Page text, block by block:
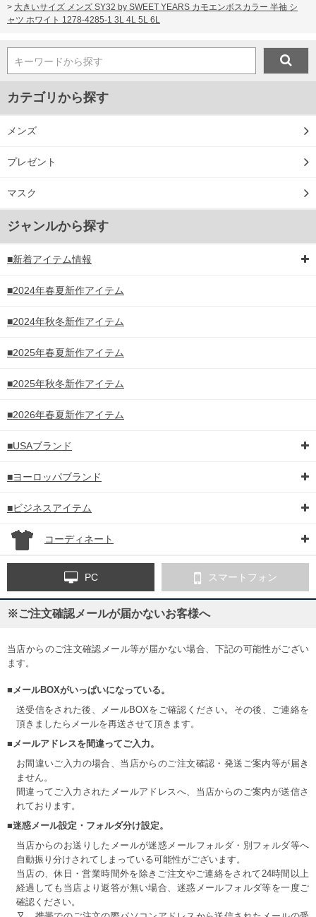
> 大きいサイズ メンズ SY32 by SWEET YEARS カモエンボスカラー 半袖 シ
ャツ ホワイト 1278-4285-1 3L 4L 5L 6L
キーワードから探す
カテゴリから探す
メンズ
プレゼント
マスク
ジャンルから探す
■新着アイテム情報
■2024年春夏新作アイテム
■2024年秋冬新作アイテム
■2025年春夏新作アイテム
■2025年秋冬新作アイテム
■2026年春夏新作アイテム
■USAブランド
■ヨーロッパブランド
■ビジネスアイテム
コーディネート
PC スマートフォン
※ご注文確認メールが届かないお客様へ
当店からのご注文確認メール等が届かない場合、下記の可能性がござい
ます。
■メールBOXがいっぱいになっている。
送受信をされた後、メールBOXをご確認ください。その後、ご連絡を
頂きましたらメールを再送させて頂きます。
■メールアドレスを間違ってご入力。
お間違いご入力の場合、当店からのご注文確認・発送ご案内等が届き
ません。
間違ってご入力されたメールアドレスへ、当店からのご案内が送信さ
れております。
■迷惑メール設定・フォルダ分け設定。
当店からのお送りしたメールが迷惑メールフォルダ・別フォルダ等へ
自動振り分けされてしまっている可能性がございます。
当店の、休日・営業時間外を除きご注文やご連絡をされて24時間以上
経過しても当店より返答が無い場合、迷惑メールフォルダ等を一度ご
確認ください。